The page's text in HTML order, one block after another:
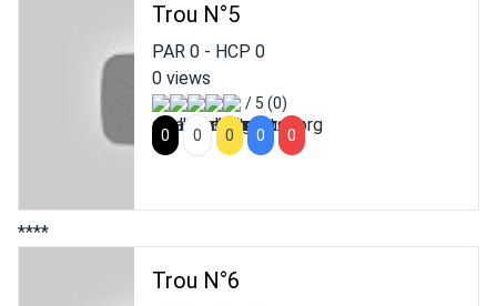
Trou N°5
PAR 0- HCP 0
0 views
/ 5 (0)
0
0 0 0 0
****
Trou N°6